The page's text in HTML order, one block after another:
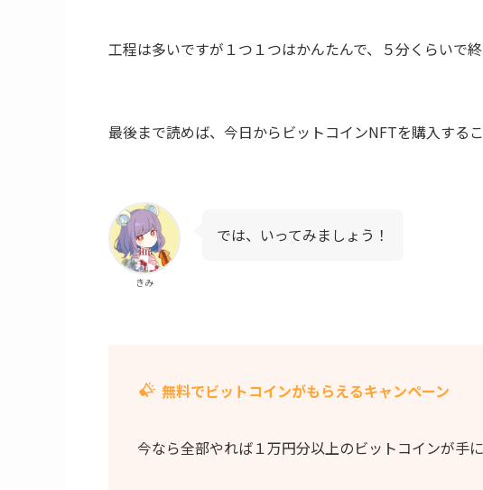
工程は多いですが１つ１つはかんたんで、５分くらいで終
最後まで読めば、今日からビットコインNFTを購入する
きみ
では、いってみましょう！
無料でビットコインがもらえるキャンペーン
今なら全部やれば１万円分以上のビットコインが手に